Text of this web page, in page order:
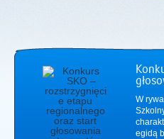
W
egidą